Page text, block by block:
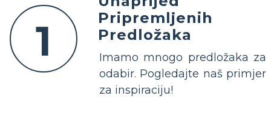
1
Pripremljenih
Predložaka
Imamo mnogo predložaka za
odabir. Pogledajte naš primjer
za inspiraciju!